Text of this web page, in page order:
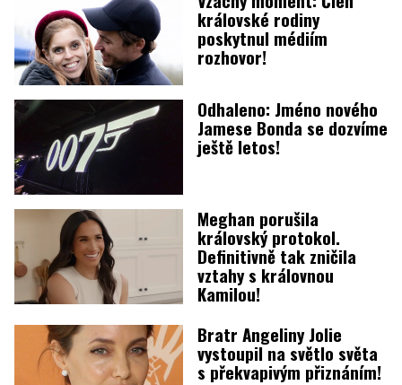
královské rodiny
poskytnul médiím
rozhovor!
Odhaleno: Jméno nového
Jamese Bonda se dozvíme
ještě letos!
Meghan porušila
královský protokol.
Definitivně tak zničila
vztahy s královnou
Kamilou!
Bratr Angeliny Jolie
vystoupil na světlo světa
s překvapivým přiznáním!